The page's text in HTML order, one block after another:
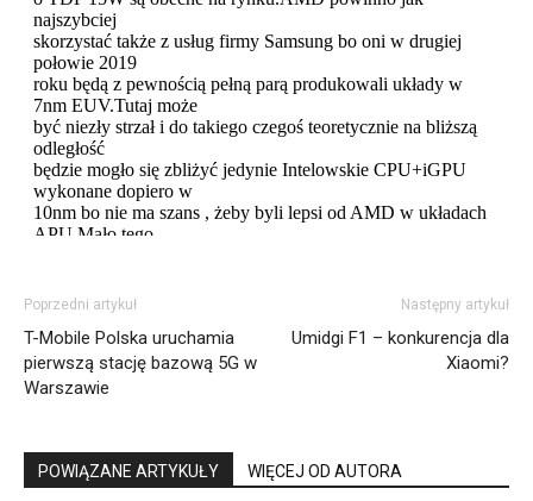
Poprzedni artykuł
T-Mobile Polska uruchamia
pierwszą stację bazową 5G w
Warszawie
Następny artykuł
Umidgi F1 – konkurencja dla
Xiaomi?
POWIĄZANE ARTYKUŁY WIĘCEJ OD AUTORA